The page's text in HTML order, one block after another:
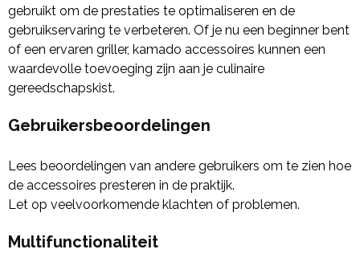
gebruikt om de prestaties te optimaliseren en de
gebruikservaring te verbeteren. Of je nu een beginner bent
of een ervaren griller, kamado accessoires kunnen een
waardevolle toevoeging zijn aan je culinaire
gereedschapskist.
Gebruikersbeoordelingen
Lees beoordelingen van andere gebruikers om te zien hoe
de accessoires presteren in de praktijk.
Let op veelvoorkomende klachten of problemen.
Multifunctionaliteit